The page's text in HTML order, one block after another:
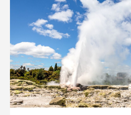
タグから探
特集：世界のものづくりの力になる
事業
特集：可能性の素材「タングステン」を世
特集：循環に価値を。
森とマテリアル
三菱マテリアルのある街を訪ねて
ソザ
価値観
特集：人と社会と地球のために
特集：自動車・半導体の進化を担う
特集